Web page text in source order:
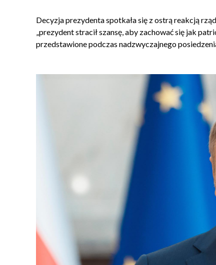
Decyzja prezydenta spotkała się z ostrą reakcją
„prezydent stracił szansę, aby zachować się jak
przedstawione podczas nadzwyczajnego